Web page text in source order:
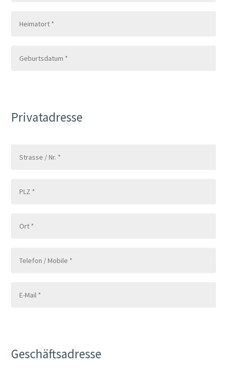
Privatadresse
Geschäftsadresse